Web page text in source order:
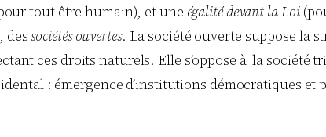
tout être humain), et une égalité devant la Loi
dessociétés ouvertes. La société ouverte suppose la
ces droits naturels. Elle s’oppose à la société
: émergence d’institutions démocratiques et